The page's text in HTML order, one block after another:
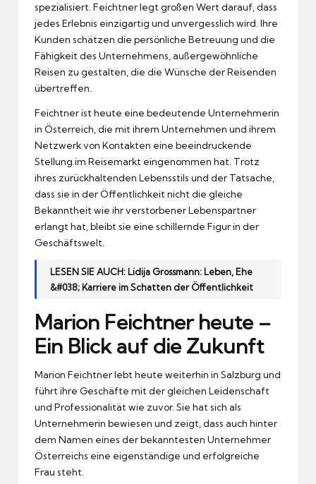
spezialisiert. Feichtner legt großen Wert darauf, dass
jedes Erlebnis einzigartig und unvergesslich wird. Ihre
Kunden schätzen die persönliche Betreuung und die
Fähigkeit des Unternehmens, außergewöhnliche
Reisen zu gestalten, die die Wünsche der Reisenden
übertreffen.
Feichtner ist heute eine bedeutende Unternehmerin
in Österreich, die mit ihrem Unternehmen und ihrem
Netzwerk von Kontakten eine beeindruckende
Stellung im Reisemarkt eingenommen hat. Trotz
ihres zurückhaltenden Lebensstils und der Tatsache,
dass sie in der Öffentlichkeit nicht die gleiche
Bekanntheit wie ihr verstorbener Lebenspartner
erlangt hat, bleibt sie eine schillernde Figur in der
Geschäftswelt.
LESEN SIE AUCH: Lidija Grossmann: Leben, Ehe
&#038; Karriere im Schatten der Öffentlichkeit
Marion Feichtner heute –
Ein Blick auf die Zukunft
Marion Feichtner lebt heute weiterhin in Salzburg und
führt ihre Geschäfte mit der gleichen Leidenschaft
und Professionalität wie zuvor. Sie hat sich als
Unternehmerin bewiesen und zeigt, dass auch hinter
dem Namen eines der bekanntesten Unternehmer
Österreichs eine eigenständige und erfolgreiche
Frau steht.